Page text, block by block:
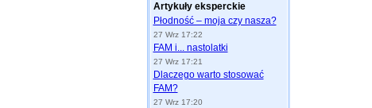
Artykuły eksperckie
Płodność – moja czy nasza?
27 Wrz 17:22
FAM i... nastolatki
27 Wrz 17:21
Dlaczego warto stosować
FAM?
27 Wrz 17:20